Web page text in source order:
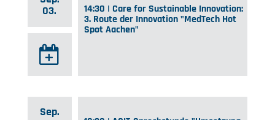
03.
14:30 | Care for Sustainable Innovation:
3. Route der Innovation "MedTech Hot
Spot Aachen"
Sep.